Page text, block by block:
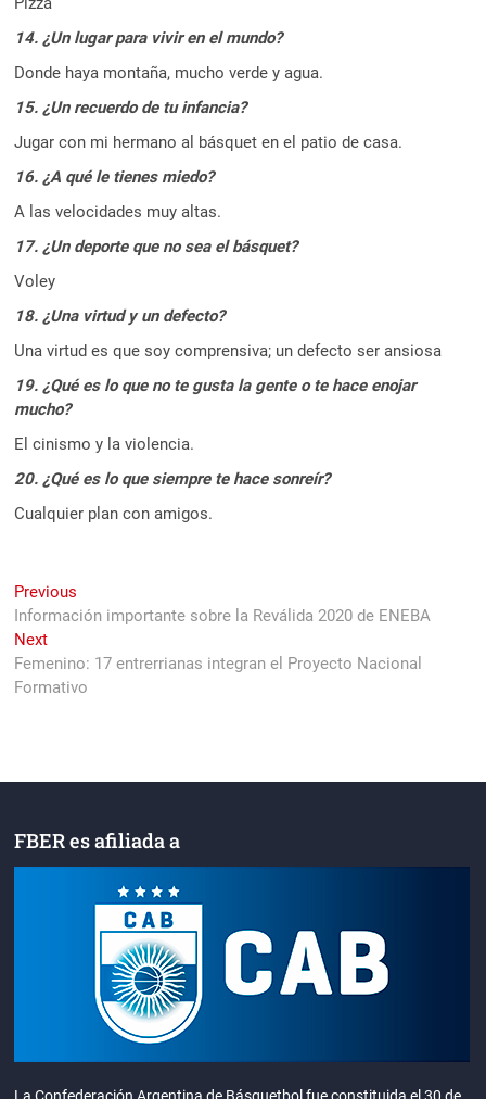
14. ¿Un lugar para vivir en el mundo?
Donde haya montaña, mucho verde y agua.
15. ¿Un recuerdo de tu infancia?
Jugar con mi hermano al básquet en el patio de casa.
16. ¿A qué le tienes miedo?
A las velocidades muy altas.
17. ¿Un deporte que no sea el básquet?
Voley
18. ¿Una virtud y un defecto?
Una virtud es que soy comprensiva; un defecto ser ansiosa
19. ¿Qué es lo que no te gusta la gente o te hace enojar
mucho?
El cinismo y la violencia.
20. ¿Qué es lo que siempre te hace sonreír?
Cualquier plan con amigos.
Navegación
de
entradas
Previous
post:
Información importante sobre la Reválida 2020 de ENEBA
NextNext
post:
Femenino: 17 entrerrianas integran el Proyecto Nacional
Formativo
FBER es afiliada a
La Confederación Argentina de Básquetbol fue constituida el 30 de